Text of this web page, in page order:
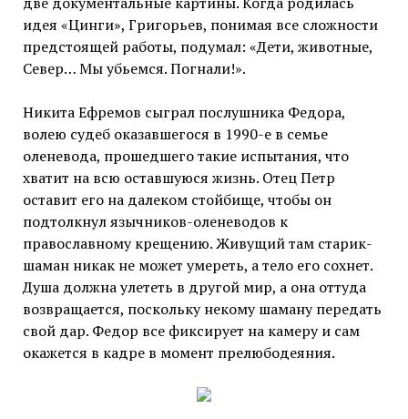
идея «Цинги», Григорьев, понимая все сложности
предстоящей работы, подумал: «Дети, животные,
Север… Мы убьемся. Погнали!».
Никита Ефремов сыграл послушника Федора,
волею судеб оказавшегося в 1990-е в семье
оленевода, прошедшего такие испытания, что
хватит на всю оставшуюся жизнь. Отец Петр
оставит его на далеком стойбище, чтобы он
подтолкнул язычников-оленеводов к
православному крещению. Живущий там старик-
шаман никак не может умереть, а тело его сохнет.
Душа должна улететь в другой мир, а она оттуда
возвращается, поскольку некому шаману передать
свой дар. Федор все фиксирует на камеру и сам
окажется в кадре в момент прелюбодеяния.